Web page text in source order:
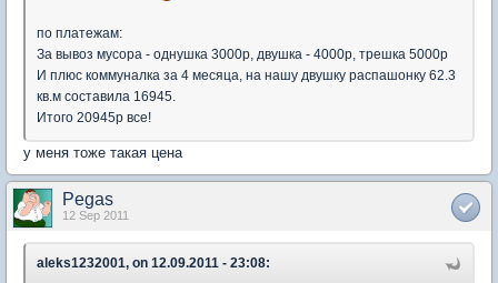
по платежам:
За вывоз мусора - однушка 3000р, двушка - 4000р, трешка 5000р
И плюс коммуналка за 4 месяца, на нашу двушку распашонку 62.3
кв.м составила 16945.
Итого 20945р все!
у меня тоже такая цена
Pegas
12 Sep 2011
aleks1232001, on 12.09.2011 - 23:08: